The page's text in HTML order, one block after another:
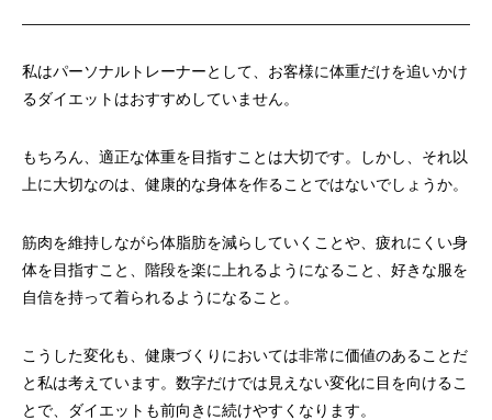
私はパーソナルトレーナーとして、お客様に体重だけを追いかけ
るダイエットはおすすめしていません。
もちろん、適正な体重を目指すことは大切です。しかし、それ以
上に大切なのは、健康的な身体を作ることではないでしょうか。
筋肉を維持しながら体脂肪を減らしていくことや、疲れにくい身
体を目指すこと、階段を楽に上れるようになること、好きな服を
自信を持って着られるようになること。
こうした変化も、健康づくりにおいては非常に価値のあることだ
と私は考えています。数字だけでは見えない変化に目を向けるこ
とで、ダイエットも前向きに続けやすくなります。